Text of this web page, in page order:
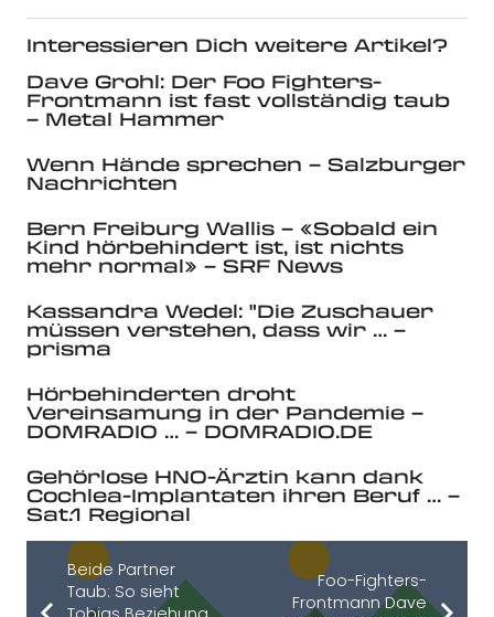
Interessieren Dich weitere Artikel?
Dave Grohl: Der Foo Fighters-
Frontmann ist fast vollständig taub
– Metal Hammer
Wenn Hände sprechen – Salzburger
Nachrichten
Bern Freiburg Wallis – «Sobald ein
Kind hörbehindert ist, ist nichts
mehr normal» – SRF News
Kassandra Wedel: "Die Zuschauer
müssen verstehen, dass wir … –
prisma
Hörbehinderten droht
Vereinsamung in der Pandemie –
DOMRADIO … – DOMRADIO.DE
Gehörlose HNO-Ärztin kann dank
Cochlea-Implantaten ihren Beruf … –
Sat.1 Regional
Beide Partner
Taub: So sieht
Foo-Fighters-
Frontmann Dave